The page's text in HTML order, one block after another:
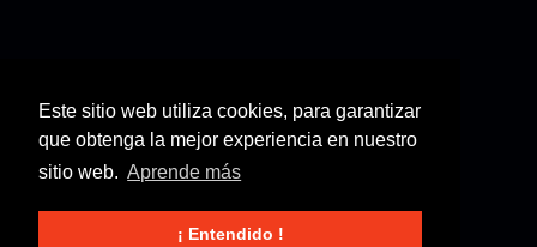
Este sitio web utiliza cookies, para garantizar
que obtenga la mejor experiencia en nuestro
sitio web. Aprende más
¡ Entendido !